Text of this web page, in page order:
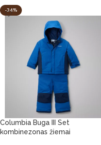
-34%
Columbia Buga III Set
kombinezonas žiemai